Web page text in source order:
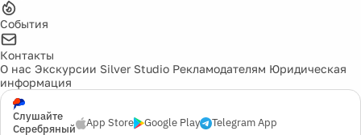
События
Контакты
О нас Экскурсии Silver Studio Рекламодателям Юридическая
информация
Слушайте
Серебряный
App Store Google Play Telegram App